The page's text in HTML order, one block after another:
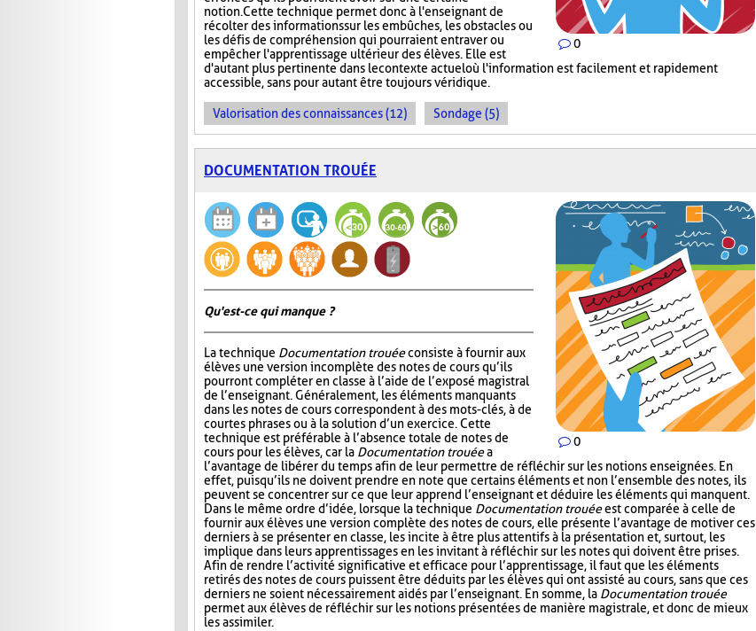
0
notion. Cette technique permet donc à l'enseignant de
récolter des informations sur les embûches, les obstacles ou
les défis de compréhension qui pourraient entraver ou
empêcher l'apprentissage ultérieur des élèves. Elle est
d'autant plus pertinente dans le contexte actuel où l'information est facilement et rapidement
accessible, sans pour autant être toujours véridique.
Valorisation des connaissances (12) Sondage (5)
DOCUMENTATION TROUÉE
0
Qu'est-ce qui manque ?
La technique Documentation trouéeconsiste à fournir aux
élèves une version incomplète des notes de cours qu’ils
pourront compléter en classe à l’aide de l’exposé magistral
de l’enseignant. Généralement, les éléments manquants
dans les notes de cours correspondent à des mots-clés, à de
courtes phrases ou à la solution d’un exercice. Cette
technique est préférable à l’absence totale de notes de
cours pour les élèves, car la Documentation trouéea
l’avantage de libérer du temps afin de leur permettre de réfléchir sur les notions enseignées. En
effet, puisqu’ils ne doivent prendre en note que certains éléments et non l’ensemble des notes, ils
peuvent se concentrer sur ce que leur apprend l’enseignant et déduire les éléments qui manquent.
Dans le même ordre d’idée, lorsque la technique Documentation trouéeest comparée à celle de
fournir aux élèves une version complète des notes de cours, elle présente l’avantage de motiver ces
derniers à se présenter en classe, les incite à être plus attentifs à la présentation et, surtout, les
implique dans leurs apprentissages en les invitant à réfléchir sur les notes qui doivent être prises.
Afin de rendre l’activité significative et efficace pour l’apprentissage, il faut que les éléments
retirés des notes de cours puissent être déduits par les élèves qui ont assisté au cours, sans que ces
derniers ne soient nécessairement aidés par l’enseignant. En somme, la Documentation trouée
permet aux élèves de réfléchir sur les notions présentées de manière magistrale, et donc de mieux
les assimiler.